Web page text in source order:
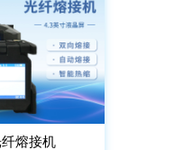
熔接机